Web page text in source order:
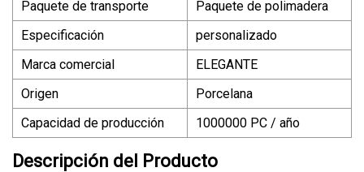
Paquete de transporte
Paquete de polimadera
Especificación
personalizado
Marca comercial
ELEGANTE
Origen
Porcelana
Capacidad de producción
1000000 PC / año
Descripción del Producto